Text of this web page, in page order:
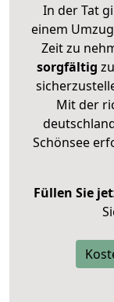
In der Tat
einem
Zeit zu
sorgfältig zu
Mit der
Schönsee
Füllen Sie